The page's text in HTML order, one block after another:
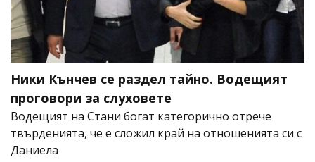
Ники Кънчев се раздел тайно. Водещият
проговори за слуховете
Водещият на Стани богат категорично отрече
твърденията, че е сложил край на отношенията си с
Даниела